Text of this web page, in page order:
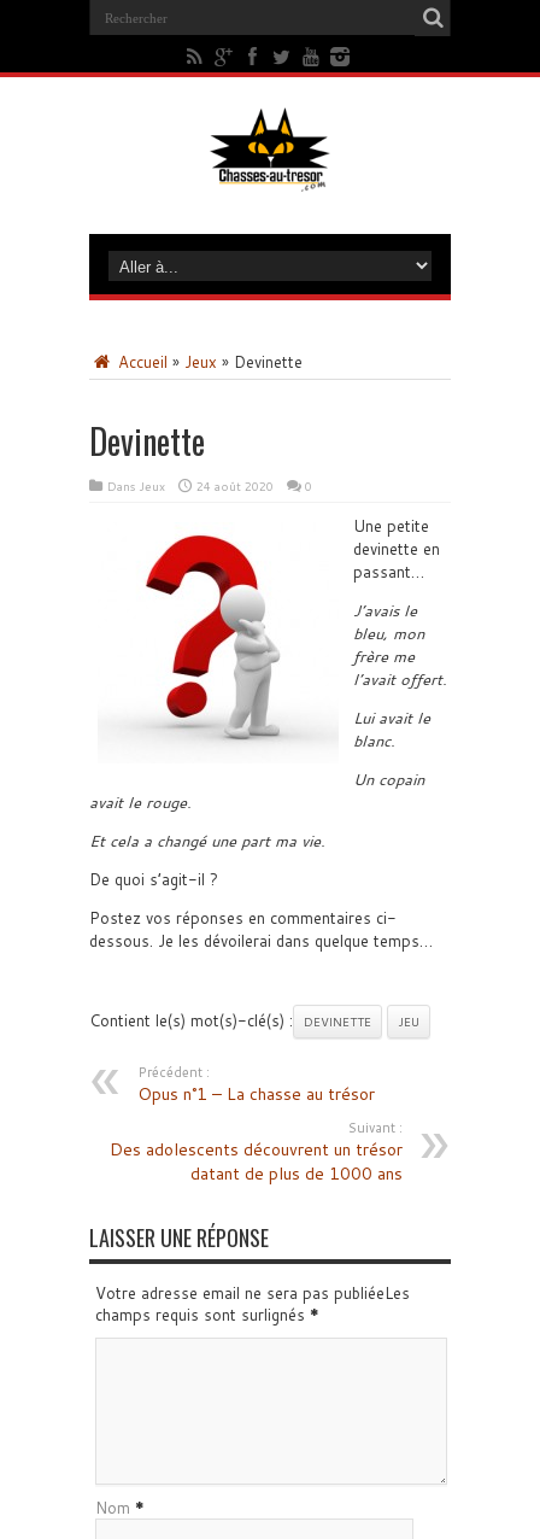
Accueil » Jeux » Devinette
Devinette
Dans Jeux 24 août 2020 0
Une petite
devinette en
passant…
J’avais le
bleu, mon
frère me
l’avait offert.
Lui avait le
blanc.
Un copain
avait le rouge.
Et cela a changé une part ma vie.
De quoi s’agit-il ?
Postez vos réponses en commentaires ci-
dessous. Je les dévoilerai dans quelque temps…
Contient le(s) mot(s)-clé(s) : DEVINETTE JEU
Précédent :
Opus n°1 – La chasse au trésor
Suivant :
Des adolescents découvrent un trésor
datant de plus de 1000 ans
LAISSER UNE RÉPONSE
Votre adresse email ne sera pas publiéeLes
champs requis sont surlignés *
Nom *